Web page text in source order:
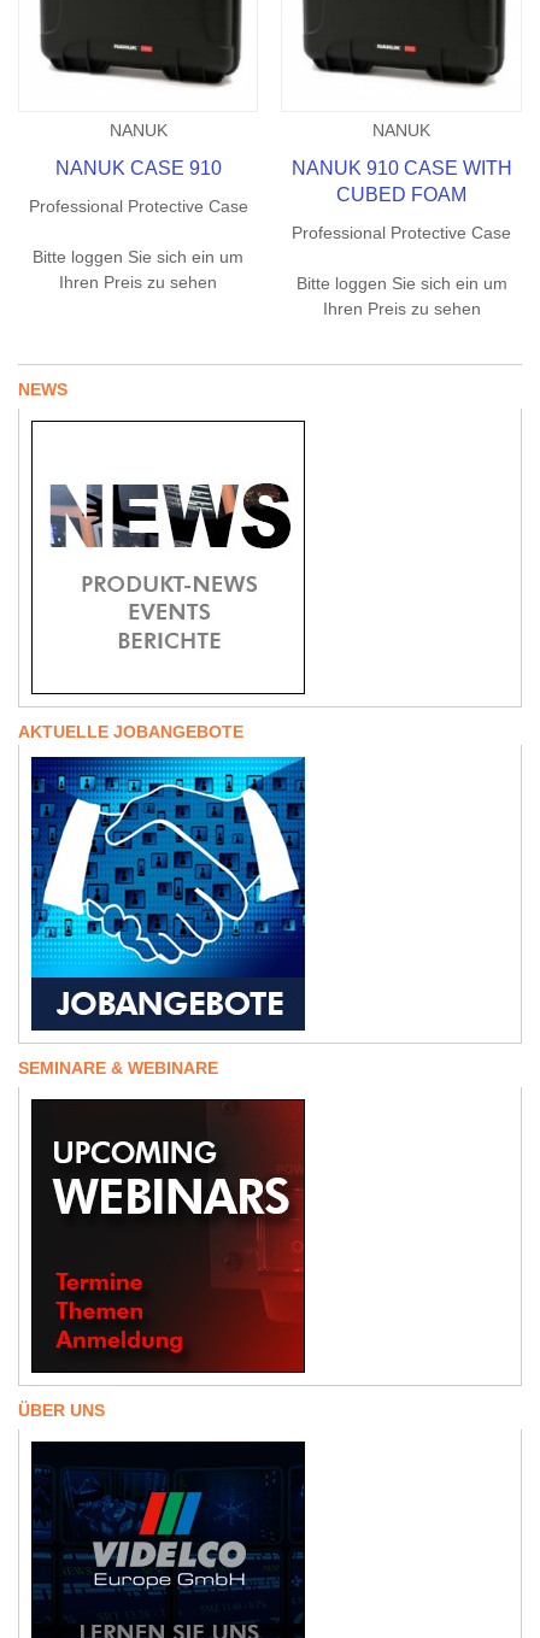
NANUK
NANUK CASE 910
Professional Protective Case
Bitte loggen Sie sich ein um
Ihren Preis zu sehen
NANUK
NANUK 910 CASE WITH
CUBED FOAM
Professional Protective Case
Bitte loggen Sie sich ein um
Ihren Preis zu sehen
NEWS
AKTUELLE JOBANGEBOTE
SEMINARE & WEBINARE
ÜBER UNS